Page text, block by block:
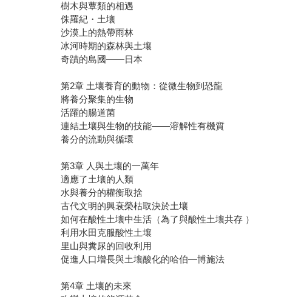
樹木與蕈類的相遇
侏羅紀・土壤
沙漠上的熱帶雨林
冰河時期的森林與土壤
奇蹟的島國——日本
第2章 土壤養育的動物：從微生物到恐龍
將養分聚集的生物
活躍的腸道菌
連結土壤與生物的技能——溶解性有機質
養分的流動與循環
第3章 人與土壤的一萬年
適應了土壤的人類
水與養分的權衡取捨
古代文明的興衰榮枯取決於土壤
如何在酸性土壤中生活（為了與酸性土壤共存 ）
利用水田克服酸性土壤
里山與糞尿的回收利用
促進人口增長與土壤酸化的哈伯—博施法
第4章 土壤的未來